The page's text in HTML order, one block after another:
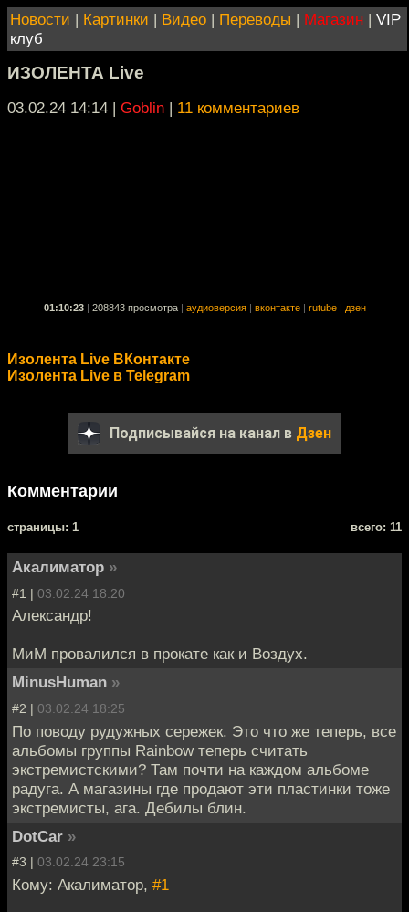
Новости | Картинки | Видео | Переводы | Магазин | VIP
клуб
ИЗОЛЕНТА Live
03.02.24 14:14 | Goblin | 11 комментариев
01:10:23 208843 просмотра аудиоверсия вконтакте rutube дзен
Изолента Live ВКонтакте
Изолента Live в Telegram
Подписывайся на канал в Дзен
Комментарии
cтраницы: 1 всего: 11
Акалиматор »
#1 | 03.02.24 18:20
Александр!
МиМ провалился в прокате как и Воздух.
MinusHuman »
#2 | 03.02.24 18:25
По поводу рудужных сережек. Это что же теперь, все
альбомы группы Rainbow теперь считать
экстремистскими? Там почти на каждом альбоме
радуга. А магазины где продают эти пластинки тоже
экстремисты, ага. Дебилы блин.
DotCar »
#3 | 03.02.24 23:15
Кому: Акалиматор, #1